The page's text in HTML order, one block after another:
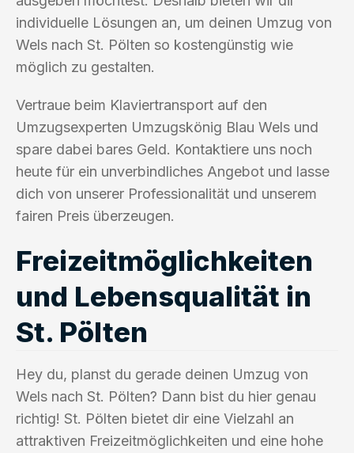
individuelle Lösungen an, um deinen Umzug von
Wels nach St. Pölten so kostengünstig wie
möglich zu gestalten.
Vertraue beim Klaviertransport auf den
Umzugsexperten Umzugskönig Blau Wels und
spare dabei bares Geld. Kontaktiere uns noch
heute für ein unverbindliches Angebot und lasse
dich von unserer Professionalität und unserem
fairen Preis überzeugen.
Freizeitmöglichkeiten
und Lebensqualität in
St. Pölten
Hey du, planst du gerade deinen Umzug von
Wels nach St. Pölten? Dann bist du hier genau
richtig! St. Pölten bietet dir eine Vielzahl an
attraktiven Freizeitmöglichkeiten und eine hohe